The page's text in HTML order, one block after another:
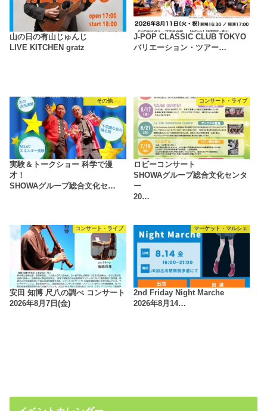
山の日の有山じゅんじ
LIVE KITCHEN gratz
J-POP CLASSIC CLUB TOKYO
バリエーション・ツアー…
その他
実験＆トークショー 科学で漫
才！
SHOWAグループ総合文化セ…
コンサート・ライブ
ロビーコンサート
SHOWAグループ総合文化センタ
ー
20…
コンサート・ライブ
安田 知博 尺八の調べ コンサート
2026年8月7日(金)
マーケット・マルシェ
2nd Friday Night Marche
2026年8月14…